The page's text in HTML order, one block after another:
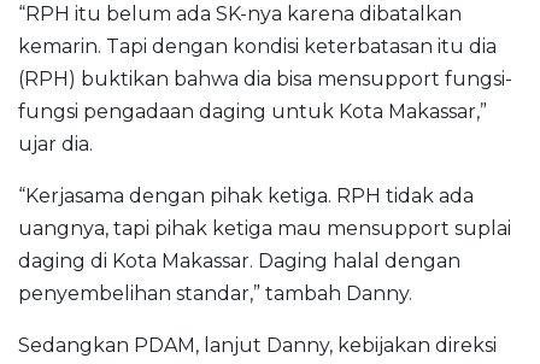
“RPH itu belum ada SK-nya karena dibatalkan
kemarin. Tapi dengan kondisi keterbatasan itu dia
(RPH) buktikan bahwa dia bisa mensupport fungsi-
fungsi pengadaan daging untuk Kota Makassar,”
ujar dia.
“Kerjasama dengan pihak ketiga. RPH tidak ada
uangnya, tapi pihak ketiga mau mensupport suplai
daging di Kota Makassar. Daging halal dengan
penyembelihan standar,” tambah Danny.
Sedangkan PDAM, lanjut Danny, kebijakan direksi